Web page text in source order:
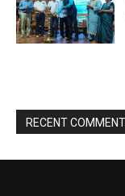
RECENT